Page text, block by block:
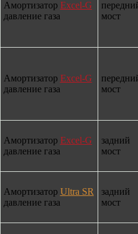
Амортизатор Excel-G
давление газа
мост
Амортизатор Excel-G
давление газа
мост
Амортизатор Excel-G
давление газа
задний
мост
Амортизатор Ultra SR
давление газа
задний
мост